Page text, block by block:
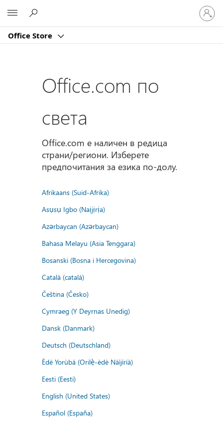
Office Store
Влезте
във
вашия
Office.com по
света
Office.com е наличен в редица
страни/региони. Изберете
предпочитания за езика по-долу.
Afrikaans (Suid-Afrika)
Asụsụ Igbo (Naịjịrịa)
Azərbaycan (Azərbaycan)
Bahasa Melayu (Asia Tenggara)
Bosanski (Bosna i Hercegovina)
Català (català)
Čeština (Česko)
Cymraeg (Y Deyrnas Unedig)
Dansk (Danmark)
Deutsch (Deutschland)
Èdè Yorùbá (Orilẹ̀-èdè Nàìjíríà)
Eesti (Eesti)
English (United States)
Español (España)